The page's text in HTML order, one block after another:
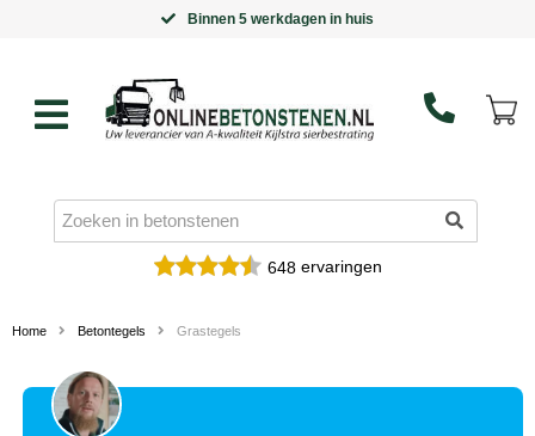
Binnen 5 werkdagen in huis
648ervaringen
Home Betontegels Grastegels